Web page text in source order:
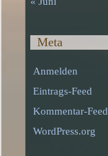
Meta
Anmelden
Eintrags-Feed
Kommentar-Feed
WordPress.org